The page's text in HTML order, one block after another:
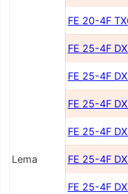
Lema
FE 20-4F
FE 25-4F
FE 25-4F
FE 25-4F
FE 25-4F
FE 25-4F
FE 25-4F